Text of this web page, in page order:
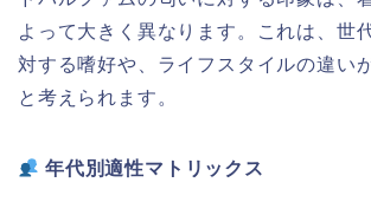
よって大きく異なります。これは、世
対する嗜好や、ライフスタイルの違い
と考えられます。
年代別適性マトリックス